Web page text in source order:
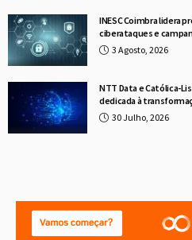
INESC Coimbra lidera
ciberataques e
3 Agosto, 2026
NTT Data e Católica-
dedicada à
30 Julho, 2026